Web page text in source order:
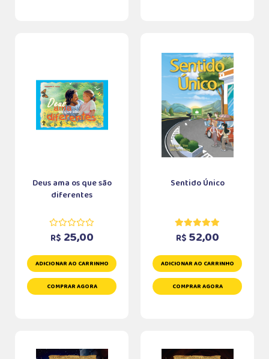
Deus ama os que são
diferentes
R$ 25,00
ADICIONAR AO CARRINHO
COMPRAR AGORA
Sentido Único
R$ 52,00
ADICIONAR AO CARRINHO
COMPRAR AGORA